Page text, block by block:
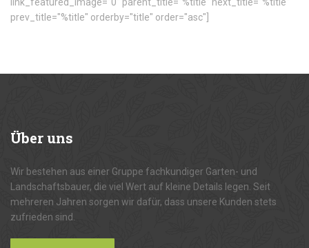
link_featured_image="0" parent_title="%title" next_title="%title"
prev_title="%title" orderby="title" order="asc"]
Überuns
Wir bestehen aus einer Gruppe fachkundiger Garten- und
Landschaftsbauer, die viel Wert auf kleine Details legen. Seit
mehreren Jahren sorgen wir dafür, dass unsere Kunden stets
zufrieden sind.